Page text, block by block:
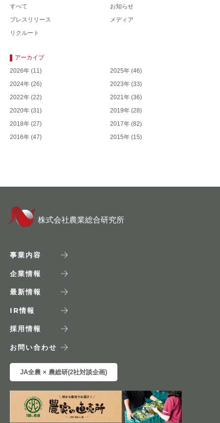
すべて
お知らせ
プレスリリース
メディア
リクルート
アーカイブ
2026年 (11) 2025年 (46)
2024年 (26) 2023年 (33)
2022年 (22) 2021年 (36)
2020年 (31) 2019年 (28)
2018年 (27) 2017年 (82)
2016年 (47) 2015年 (15)
株式会社農業総合研究所
事業内容
企業情報
最新情報
IR情報
採用情報
お問い合わせ
JA全農 × 農総研(2社対談企画)